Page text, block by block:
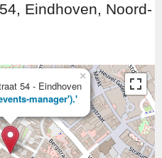
Eindhoven, Noord-
54 - Eindhoven
manager').'
×